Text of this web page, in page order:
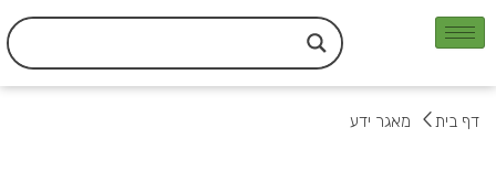
דילוג
לתוכן
דף בית מאגר ידע